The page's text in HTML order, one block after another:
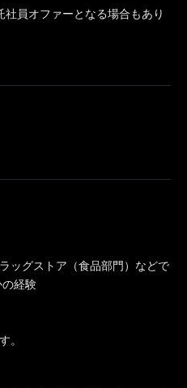
員オファーとなる場合もあり
ッグストア（食品部門）などで
経験
。